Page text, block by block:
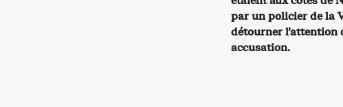
par un policier de la
détourner l’attention
accusation.